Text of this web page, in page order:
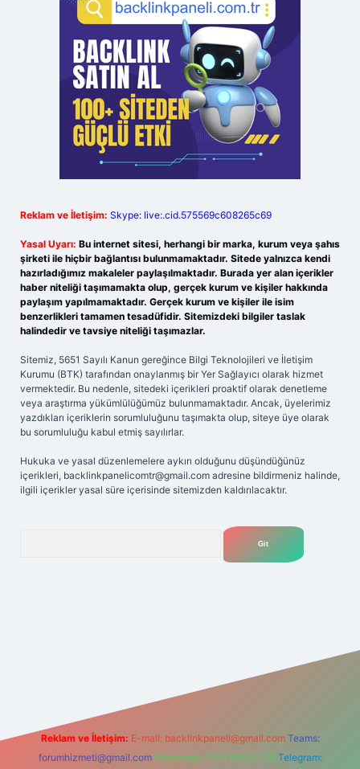
Reklam ve İletişim: Skype: live:.cid.575569c608265c69
Yasal Uyarı: Bu internet sitesi, herhangi bir marka, kurum veya şahıs
şirketi ile hiçbir bağlantısı bulunmamaktadır. Sitede yalnızca kendi
hazırladığımız makaleler paylaşılmaktadır. Burada yer alan içerikler
haber niteliği taşımamakta olup, gerçek kurum ve kişiler hakkında
paylaşım yapılmamaktadır. Gerçek kurum ve kişiler ile isim
benzerlikleri tamamen tesadüfidir. Sitemizdeki bilgiler taslak
halindedir ve tavsiye niteliği taşımazlar.
Sitemiz, 5651 Sayılı Kanun gereğince Bilgi Teknolojileri ve İletişim
Kurumu (BTK) tarafından onaylanmış bir Yer Sağlayıcı olarak hizmet
vermektedir. Bu nedenle, sitedeki içerikleri proaktif olarak denetleme
veya araştırma yükümlülüğümüz bulunmamaktadır. Ancak, üyelerimiz
yazdıkları içeriklerin sorumluluğunu taşımakta olup, siteye üye olarak
bu sorumluluğu kabul etmiş sayılırlar.
Hukuka ve yasal düzenlemelere aykırı olduğunu düşündüğünüz
içerikleri, backlinkpanelicomtr@gmail.com adresine bildirmeniz halinde,
ilgili içerikler yasal süre içerisinde sitemizden kaldırılacaktır.
Reklam ve İletişim: E-mail: backlinkpaneli@gmail.com Teams:
forumhizmeti@gmail.com Whatsapp: 0262 606 0 726 Telegram: